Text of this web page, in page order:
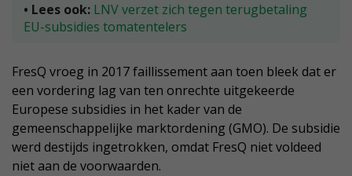
• Lees ook: LNV verzet zich tegen terugbetaling
EU-subsidies tomatentelers
FresQ vroeg in 2017 faillissement aan toen bleek dat er
een vordering lag van ten onrechte uitgekeerde
Europese subsidies in het kader van de
gemeenschappelijke marktordening (GMO). De subsidie
werd destijds ingetrokken, omdat FresQ niet voldeed
niet aan de voorwaarden.